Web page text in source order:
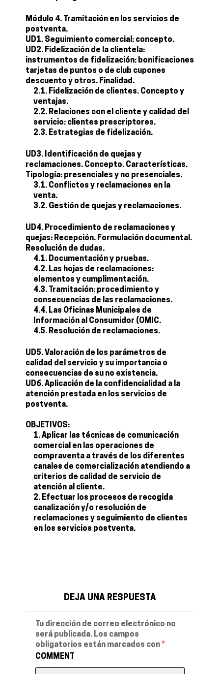
Módulo 4. Tramitación en los servicios de
postventa.
UD1. Seguimiento comercial: concepto.
UD2. Fidelización de la clientela:
instrumentos de fidelización: bonificaciones
tarjetas de puntos o de club cupones
descuento y otros. Finalidad.
2.1. Fidelización de clientes. Concepto y
ventajas.
2.2. Relaciones con el cliente y calidad del
servicio: clientes prescriptores.
2.3. Estrategias de fidelización.
UD3. Identificación de quejas y
reclamaciones. Concepto. Características.
Tipología: presenciales y no presenciales.
3.1. Conflictos y reclamaciones en la
venta.
3.2. Gestión de quejas y reclamaciones.
UD4. Procedimiento de reclamaciones y
quejas: Recepción. Formulación documental.
Resolución de dudas.
4.1. Documentación y pruebas.
4.2. Las hojas de reclamaciones:
elementos y cumplimentación.
4.3. Tramitación: procedimiento y
consecuencias de las reclamaciones.
4.4. Las Oficinas Municipales de
Información al Consumidor (OMIC.
4.5. Resolución de reclamaciones.
UD5. Valoración de los parámetros de
calidad del servicio y su importancia o
consecuencias de su no existencia.
UD6. Aplicación de la confidencialidad a la
atención prestada en los servicios de
postventa.
OBJETIVOS:
Aplicar las técnicas de comunicación
comercial en las operaciones de
compraventa a través de los diferentes
canales de comercialización atendiendo a
criterios de calidad de servicio de
atención al cliente.
Efectuar los procesos de recogida
canalización y/o resolución de
reclamaciones y seguimiento de clientes
en los servicios postventa.
DEJA UNA RESPUESTA
Tu dirección de correo electrónico no
será publicada. Los campos
obligatorios están marcados con *
COMMENT